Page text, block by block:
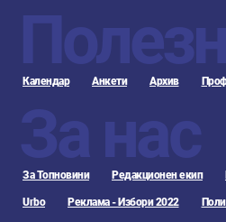
Календар Анкети Архив
За нас
За Топновини Редакционен екип
Urbo Реклама - Избори 2022